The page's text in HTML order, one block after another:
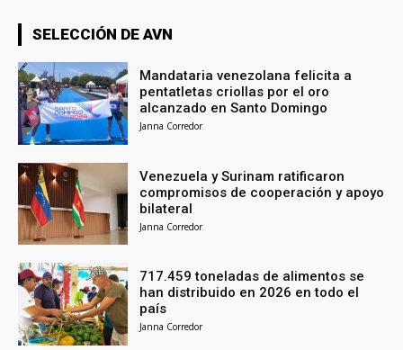
SELECCIÓN DE AVN
Mandataria venezolana felicita a
pentatletas criollas por el oro
alcanzado en Santo Domingo
Janna Corredor
Venezuela y Surinam ratificaron
compromisos de cooperación y apoyo
bilateral
Janna Corredor
717.459 toneladas de alimentos se
han distribuido en 2026 en todo el
país
Janna Corredor